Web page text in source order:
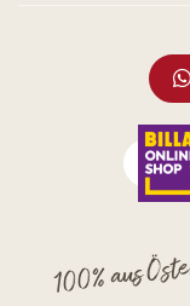
100% aus